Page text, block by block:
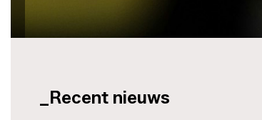
_Recent nieuws